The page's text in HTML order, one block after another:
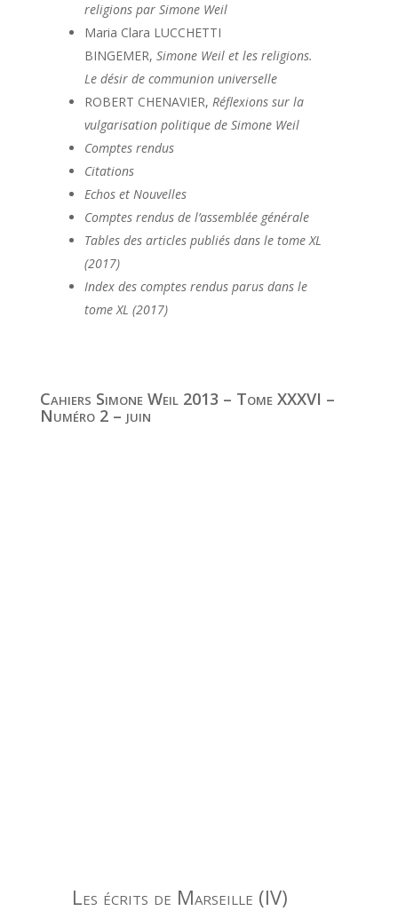
religions par Simone Weil
Maria Clara LUCCHETTI
BINGEMER, Simone Weil et les religions.
Le désir de communion universelle
ROBERT CHENAVIER, Réflexions sur la
vulgarisation politique de Simone Weil
Comptes rendus
Citations
Echos et Nouvelles
Comptes rendus de l’assemblée générale
Tables des articles publiés dans le tome XL
(2017)
Index des comptes rendus parus dans le
tome XL (2017)
Cahiers Simone Weil 2013 – Tome XXXVI –
Numéro 2 – juin
Les écrits de Marseille (IV)